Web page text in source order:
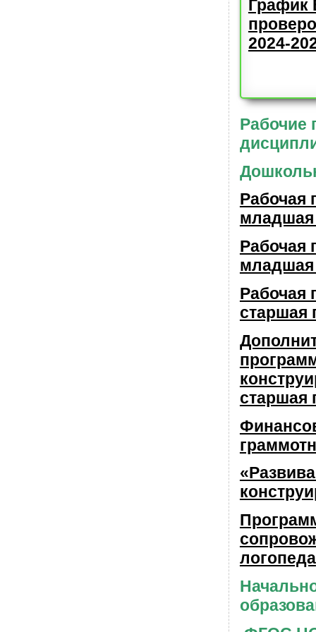
График
2024-
Рабочие
Рабочая
младшая
Рабочая
младшая
Рабочая
старшая
старшая
логопеда